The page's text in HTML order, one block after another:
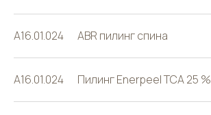
А16.01.024 ABR пилинг спина
А16.01.024 Пилинг Enerpeel TCA 25 %